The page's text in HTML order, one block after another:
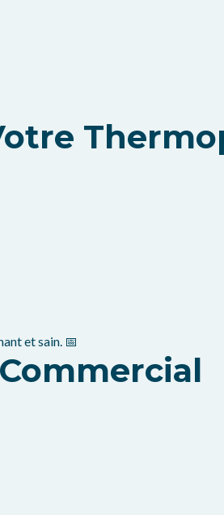
et sain. 📅